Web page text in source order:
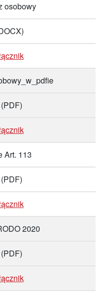
osobowy
(PDF)
Art. 113
(PDF)
2020
(PDF)